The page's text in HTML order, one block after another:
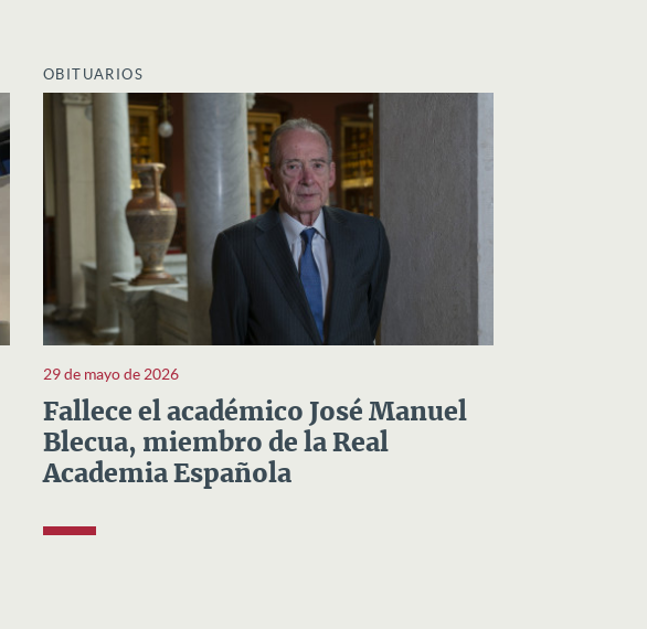
OBITUARIOS
29 de mayo de 2026
Fallece el académico José Manuel
Blecua, miembro de la Real
Academia Española